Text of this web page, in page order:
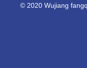
© 2020 Wujiang